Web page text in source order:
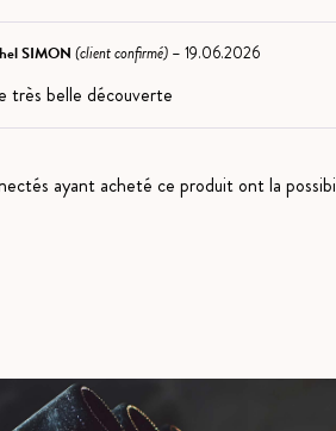
SIMON (client confirmé) – 19.06.2026
très belle découverte
ayant acheté ce produit ont la